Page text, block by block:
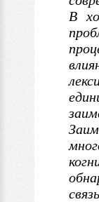
В